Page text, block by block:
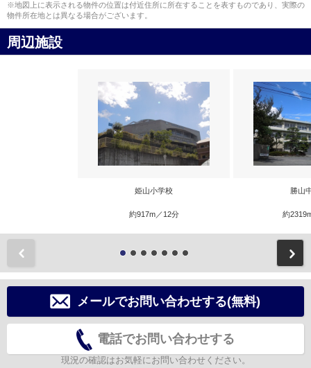
※地図上に表示される物件の位置は付近住所に所在することを表すものであり、実際の
物件所在地とは異なる場合がございます。
周辺施設
姫山小学校
約917m／12分
勝山
約
メールでお問い合わせする(無料)
電話でお問い合わせする
現況の確認はお気軽にお問い合わせください。